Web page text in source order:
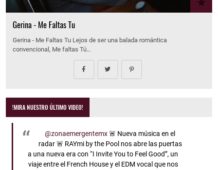
Gerina - Me Faltas Tu
Gerina - Me Faltas Tu Lejos de ser una balada romántica
convencional, Me faltas Tú…
!MIRA NUESTRO ÚLTIMO VIDEO!
@zonaemergentemx🚨 Nueva música en el
radar 🚨 RAYmi by the Pool nos abre las puertas
a una nueva era con “I Invite You to Feel Good”, un
viaje entre el French House y el EDM vocal que nos